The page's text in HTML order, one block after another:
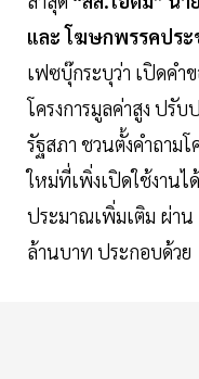
และ โฆษกพรรคปร
เฟซบุ๊กระบุว่า เปิดคำ
โครงการมูลค่าสูง ปรับ
รัฐสภา ชวนตั้งคำถามโ
ใหม่ที่เพิ่งเปิดใช้งานไ
ประมาณเพิ่มเติม ผ่าน
ล้านบาท ประกอบด้วย